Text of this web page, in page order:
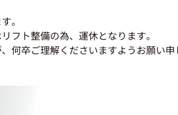
。
フト整備の為、運休となります。
何卒ご理解くださいますようお願い申